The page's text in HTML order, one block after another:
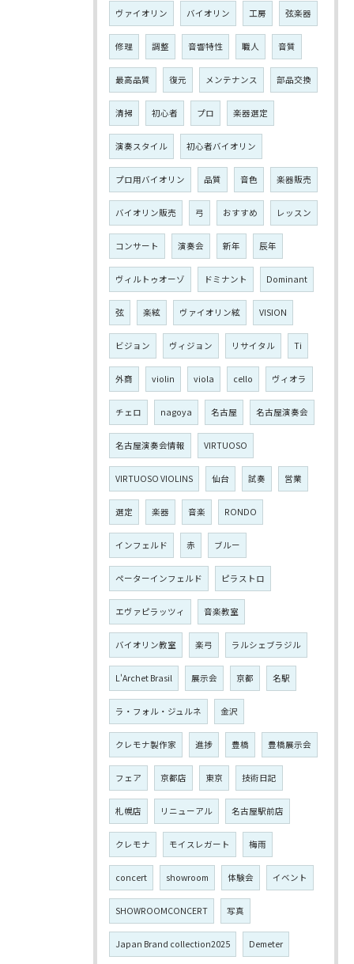
ヴァイオリン バイオリン 工房 弦楽器
修理 調整 音響特性 職人 音質
最高品質 復元 メンテナンス 部品交換
清掃 初心者 プロ 楽器選定
演奏スタイル 初心者バイオリン
プロ用バイオリン 品質 音色 楽器販売
バイオリン販売 弓 おすすめ レッスン
コンサート 演奏会 新年 辰年
ヴィルトゥオーゾ ドミナント Dominant
弦 楽絃 ヴァイオリン絃 VISION
ビジョン ヴィジョン リサイタル Ti
外商 violin viola cello ヴィオラ
チェロ nagoya 名古屋 名古屋演奏会
名古屋演奏会情報 VIRTUOSO
VIRTUOSO VIOLINS 仙台 試奏 営業
選定 楽器 音楽 RONDO
インフェルド 赤 ブルー
ペーターインフェルド ピラストロ
エヴァピラッツィ 音楽教室
バイオリン教室 楽弓 ラルシェブラジル
L'Archet Brasil 展示会 京都 名駅
ラ・フォル・ジュルネ 金沢
クレモナ製作家 進捗 豊橋 豊橋展示会
フェア 京都店 東京 技術日記
札幌店 リニューアル 名古屋駅前店
クレモナ モイスレガート 梅雨
concert showroom 体験会 イベント
SHOWROOMCONCERT 写真
Japan Brand collection2025 Demeter